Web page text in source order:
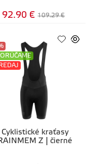
92.90 € 109.29 €
Cyklistické kraťasy
Z | čierné